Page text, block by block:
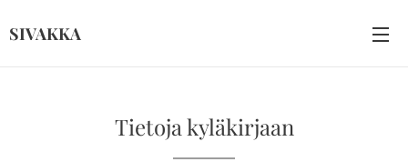
SIVAKKA
Tietoja kyläkirjaan